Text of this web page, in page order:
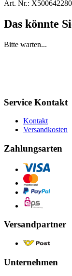
Art. Nr.:
Das könnte
Bitte warten...
Service Kontakt
Kontakt
Versandkosten
Zahlungsarten
Versandpartner
Unternehmen